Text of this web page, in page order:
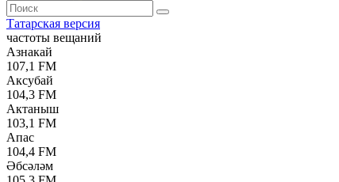
Татарская версия
частоты вещаний
Азнакай
107,1 FM
Аксубай
104,3 FM
Актаныш
103,1 FM
Апас
104,4 FM
Әбсәләм